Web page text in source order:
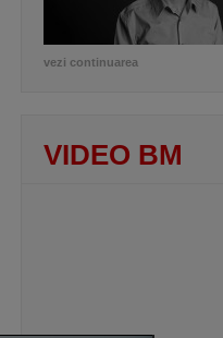
vezi continuarea
VIDEO BM